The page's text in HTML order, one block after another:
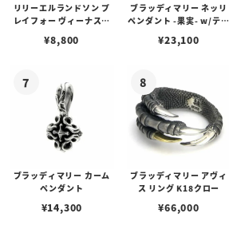
リリーエルランドソン プ
レイフォー ヴィーナスチ
¥8,800
ブラッディマリー ネッリ
ペンダント -果実- w/ティ
¥23,100
ブラッディマリー カーム
ペンダント
¥14,300
ブラッディマリー アヴィ
ス リング K18クロー
¥66,000